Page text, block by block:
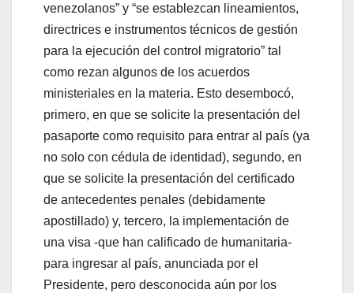
venezolanos” y “se establezcan lineamientos,
directrices e instrumentos técnicos de gestión
para la ejecución del control migratorio” tal
como rezan algunos de los acuerdos
ministeriales en la materia. Esto desembocó,
primero, en que se solicite la presentación del
pasaporte como requisito para entrar al país (ya
no solo con cédula de identidad), segundo, en
que se solicite la presentación del certificado
de antecedentes penales (debidamente
apostillado) y, tercero, la implementación de
una visa -que han calificado de humanitaria-
para ingresar al país, anunciada por el
Presidente, pero desconocida aún por los